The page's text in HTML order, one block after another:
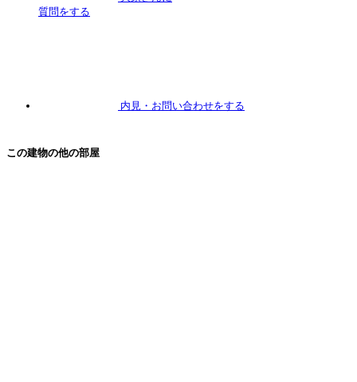
質問をする
内見 ・お問い合わせをする
この建物の他の部屋